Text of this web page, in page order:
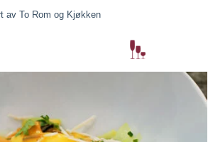
av To Rom og Kjøkken